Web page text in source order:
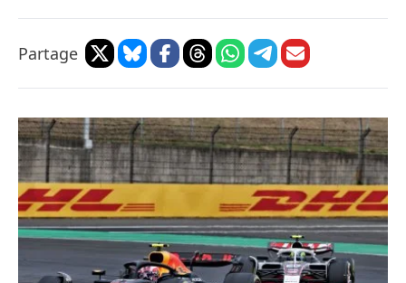
Partage